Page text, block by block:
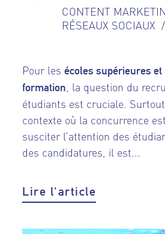
CONTENT
RÉSEAUX SOCIAUX
Pour lesécoles supérieures
formation , la question du
étudiants est cruciale.
contexte où la concurrence
susciter l’attention des
des candidatures, il est...
Lire l'article